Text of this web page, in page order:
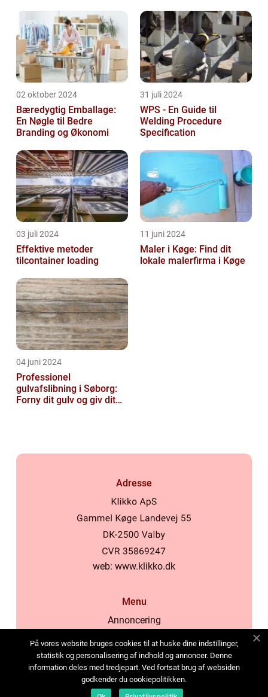
02 oktober 2024
Bæredygtig Emballage:
En Nøgle til Bedre
Branding og Økonomi
31 juli 2024
WPS - En Guide til
Welding Procedure
Specification
03 juli 2024
Effektive metoder
tilcontainer loading
11 juni 2024
Maler i Køge: Find dit
lokale malerfirma i Køge
04 juni 2024
Professionel
gulvafslibning i Søborg:
Forny dit gulv og giv dit
Adresse
web: www.klikko.dk
Menu
Annoncering
Cookies
Kontakt os
Sitemap
På vores website bruges cookies til at huske dine indstillinger,
statistik og personalisering af indhold og annoncer. Denne
information deles med tredjepart. Ved fortsat brug af websiden
godkender du cookiepolitikken.